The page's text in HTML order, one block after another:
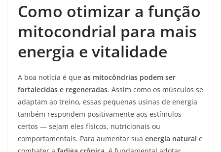
Como otimizar a função
mitocondrial para mais
energia e vitalidade
A boa notícia é que as mitocôndrias podem ser
fortalecidas e regeneradas. Assim como os músculos se
adaptam ao treino, essas pequenas usinas de energia
também respondem positivamente aos estímulos
certos — sejam eles físicos, nutricionais ou
comportamentais. Para aumentar sua energia natural e